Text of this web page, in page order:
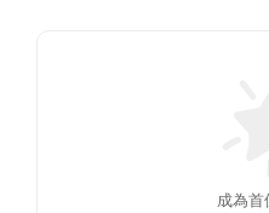
成為首